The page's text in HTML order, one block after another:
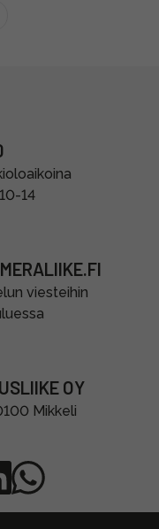
14
viesteihin
OY
Mikkeli